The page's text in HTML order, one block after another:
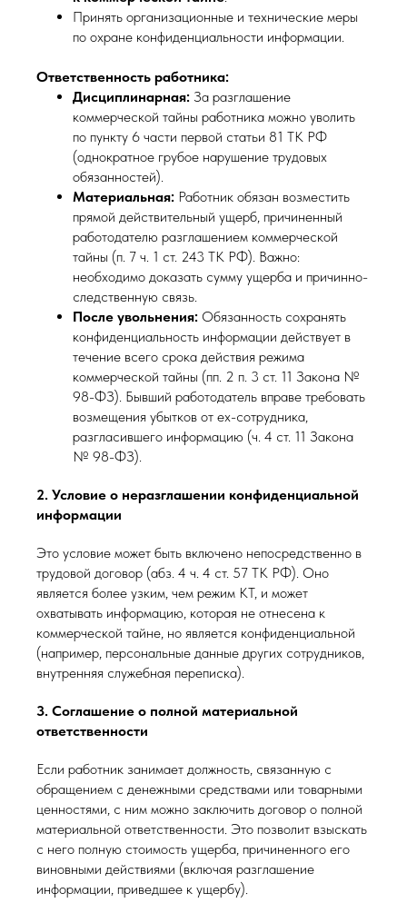
Принять организационные и технические меры
по охране конфиденциальности информации.
Ответственность работника:
Дисциплинарная: За разглашение
коммерческой тайны работника можно уволить
по пункту 6 части первой статьи 81 ТК РФ
(однократное грубое нарушение трудовых
обязанностей).
Материальная: Работник обязан возместить
прямой действительный ущерб, причиненный
работодателю разглашением коммерческой
тайны (п. 7 ч. 1 ст. 243 ТК РФ). Важно:
необходимо доказать сумму ущерба и причинно-
следственную связь.
После увольнения: Обязанность сохранять
конфиденциальность информации действует в
течение всего срока действия режима
коммерческой тайны (пп. 2 п. 3 ст. 11 Закона №
98-ФЗ). Бывший работодатель вправе требовать
возмещения убытков от ex-сотрудника,
разгласившего информацию (ч. 4 ст. 11 Закона
№ 98-ФЗ).
2. Условие о неразглашении конфиденциальной
информации
Это условие может быть включено непосредственно в
трудовой договор (абз. 4 ч. 4 ст. 57 ТК РФ). Оно
является более узким, чем режим КТ, и может
охватывать информацию, которая не отнесена к
коммерческой тайне, но является конфиденциальной
(например, персональные данные других сотрудников,
внутренняя служебная переписка).
3. Соглашение о полной материальной
ответственности
Если работник занимает должность, связанную с
обращением с денежными средствами или товарными
ценностями, с ним можно заключить договор о полной
материальной ответственности. Это позволит взыскать
с него полную стоимость ущерба, причиненного его
виновными действиями (включая разглашение
информации, приведшее к ущербу).